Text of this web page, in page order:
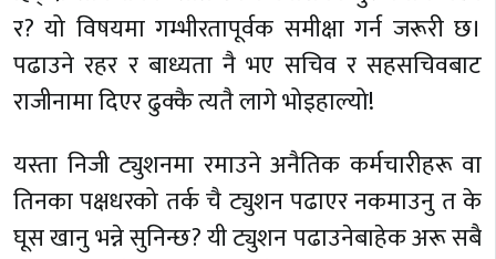
र? यो विषयमा गम्भीरतापूर्वक समीक्षा गर्न जरूरी छ।
पढाउने रहर र बाध्यता नै भए सचिव र सहसचिवबाट
राजीनामा दिएर ढुक्कै त्यतै लागे भोइहाल्यो!
यस्ता निजी ट्युशनमा रमाउने अनैतिक कर्मचारीहरू वा
तिनका पक्षधरको तर्क चै ट्युशन पढाएर नकमाउनु त के
घूस खानु भन्ने सुनिन्छ? यी ट्युशन पढाउनेबाहेक अरू सबै